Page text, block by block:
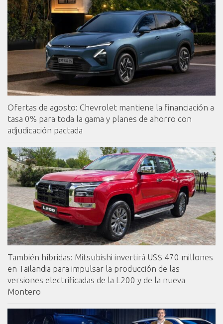
Ofertas de agosto: Chevrolet mantiene la financiación a
tasa 0% para toda la gama y planes de ahorro con
adjudicación pactada
También híbridas: Mitsubishi invertirá US$ 470 millones
en Tailandia para impulsar la producción de las
versiones electrificadas de la L200 y de la nueva
Montero